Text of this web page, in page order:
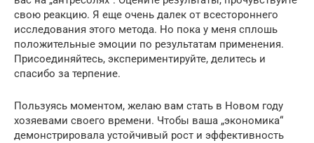
свою реакцию. Я еще очень далек от всестороннего
исследования этого метода. Но пока у меня сплошь
положительные эмоции по результатам применения.
Присоединяйтесь, экспериментируйте, делитесь и
спасибо за терпение.
Пользуясь моментом, желаю вам стать в Новом году
хозяевами своего времени. Чтобы ваша „экономика“
демонстрировала устойчивый рост и эффективность